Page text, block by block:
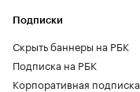
Подписки
Скрыть баннеры на РБК
Подписка на РБК
Корпоративная подписка